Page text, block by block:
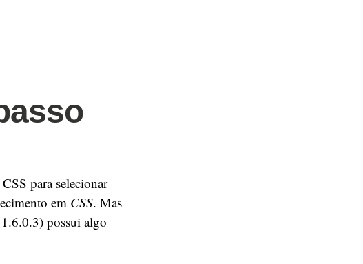
para selecionar
em CSS. Mas
1.6.0.3) possui algo